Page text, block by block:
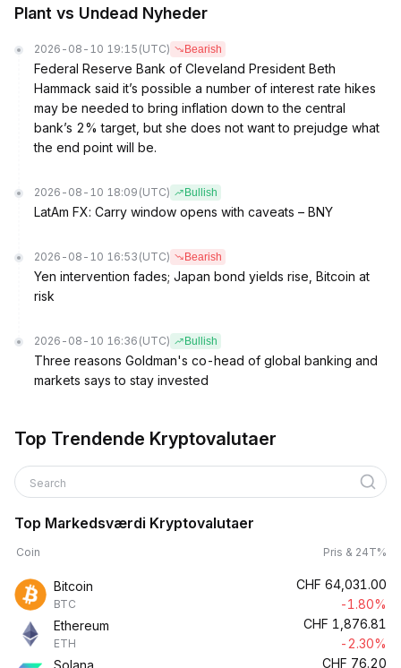
Plant vs Undead Nyheder
2026-08-10 19:15 (UTC) Bearish
Federal Reserve Bank of Cleveland President Beth
Hammack said it’s possible a number of interest rate hikes
may be needed to bring inflation down to the central
bank’s 2% target, but she does not want to prejudge what
the end point will be.
2026-08-10 18:09 (UTC) Bullish
LatAm FX: Carry window opens with caveats – BNY
2026-08-10 16:53 (UTC) Bearish
Yen intervention fades; Japan bond yields rise, Bitcoin at
risk
2026-08-10 16:36 (UTC) Bullish
Three reasons Goldman's co-head of global banking and
markets says to stay invested
Top Trendende Kryptovalutaer
Search
Top Markedsværdi Kryptovalutaer
Coin Pris & 24T%
Bitcoin
BTC
CHF 64,031.00
-1.80%
Ethereum
ETH
CHF 1,876.81
-2.30%
Solana
CHF 76.20